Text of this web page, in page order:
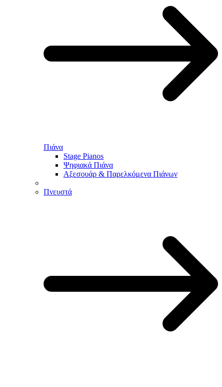
Πιάνα
Stage Pianos
Ψηφιακά Πιάνα
Αξεσουάρ & Παρελκόμενα Πιάνων
Πνευστά